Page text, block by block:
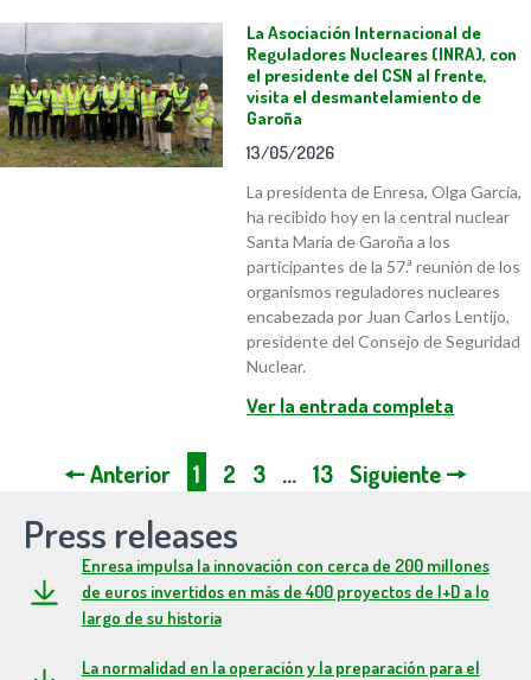
La Asociación Internacional de
Reguladores Nucleares (INRA), con
el presidente del CSN al frente,
visita el desmantelamiento de
Garoña
13/05/2026
La presidenta de Enresa, Olga García,
ha recibido hoy en la central nuclear
Santa María de Garoña a los
participantes de la 57.ª reunión de los
organismos reguladores nucleares
encabezada por Juan Carlos Lentijo,
presidente del Consejo de Seguridad
Nuclear.
Ver la entrada completa
🠔 Anterior 1 2 3 … 13 Siguiente 🠖
Press releases
Enresa impulsa la innovación con cerca de 200 millones
de euros invertidos en más de 400 proyectos de I+D a lo
largo de su historia
La normalidad en la operación y la preparación para el